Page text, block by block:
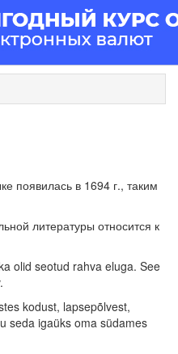
появилась в 1694 г., таким
литературы относится к
olid seotud rahva eluga. See
kodust, lapsepõlvest,
seda igaüks oma südames